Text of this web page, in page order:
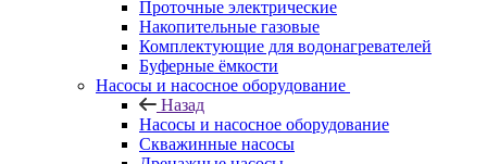
Проточные электрические
Накопительные газовые
Комплектующие для водонагревателей
Буферные ёмкости
Насосы и насосное оборудование
Назад
Насосы и насосное оборудование
Скважинные насосы